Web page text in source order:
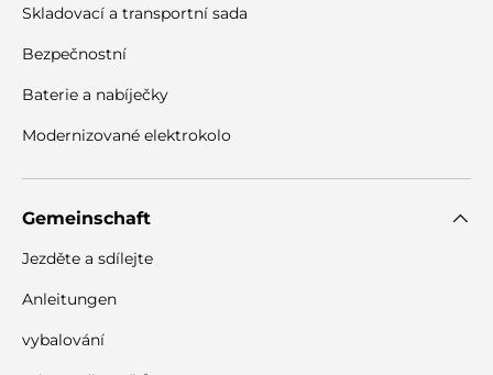
Skladovací a transportní sada
Bezpečnostní
Baterie a nabíječky
Modernizované elektrokolo
Gemeinschaft
Jezděte a sdílejte
Anleitungen
vybalování